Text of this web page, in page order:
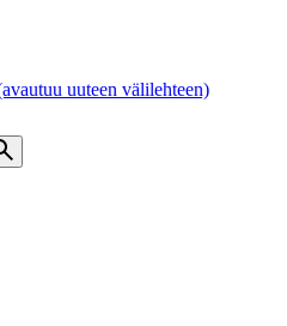
uuteen välilehteen)